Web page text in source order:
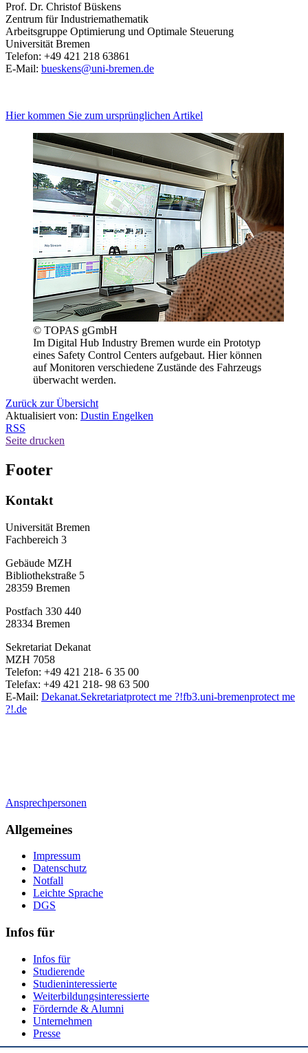
Prof. Dr. Christof Büskens
Zentrum für Industriemathematik
Arbeitsgruppe Optimierung und Optimale Steuerung
Universität Bremen
Telefon: +49 421 218 63861
E-Mail: bueskens@uni-bremen.de
Hier kommen Sie zum ursprünglichen Artikel
© TOPAS gGmbH
Im Digital Hub Industry Bremen wurde ein Prototyp
eines Safety Control Centers aufgebaut. Hier können
auf Monitoren verschiedene Zustände des Fahrzeugs
überwacht werden.
Zurück zur Übersicht
Aktualisiert von: Dustin Engelken
RSS
Seite drucken
Footer
Kontakt
Universität Bremen
Fachbereich 3
Gebäude MZH
Bibliothekstraße 5
28359 Bremen
Postfach 330 440
28334 Bremen
Sekretariat Dekanat
MZH 7058
Telefon: +49 421 218- 6 35 00
Telefax: +49 421 218- 98 63 500
E-Mail: Dekanat.Sekretariatprotect me ?!fb3.uni-bremenprotect me
?!.de
Ansprechpersonen
Allgemeines
Impressum
Datenschutz
Notfall
Leichte Sprache
DGS
Infos für
Infos für
Studierende
Studieninteressierte
Weiterbildungsinteressierte
Fördernde & Alumni
Unternehmen
Presse